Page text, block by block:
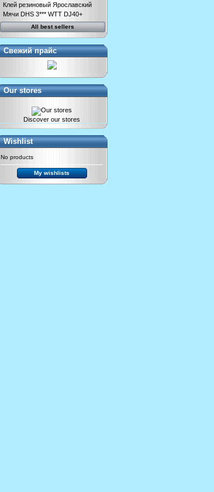
Клей резиновый Ярославский
Мячи DHS 3*** WTT DJ40+
All best sellers
Свежий прайс
Our stores
Discover our stores
Wishlist
No products
My wishlists